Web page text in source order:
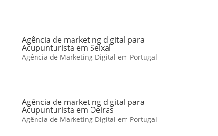
Agência de marketing digital para
Acupunturista em Seixal
Agência de Marketing Digital em Portugal
Agência de marketing digital para
Acupunturista em Oeiras
Agência de Marketing Digital em Portugal